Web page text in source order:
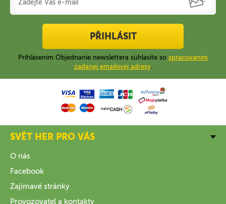
PŘIHLÁSIT
Prihlásením Objednanie newslettera súhlasíte so spracovaním
zadanej emailovej adresy.
SVĚT HER PRO VÁS
O nás
Facebook
Zajímavé stránky
Provozovatel a kontakty